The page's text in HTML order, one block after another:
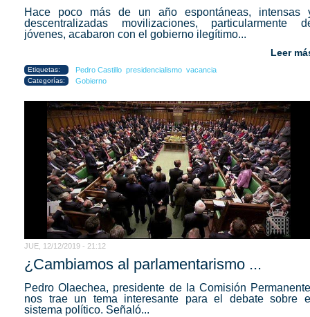
Hace poco más de un año espontáneas, intensas
descentralizadas movilizaciones, particularmente
jóvenes, acabaron con el gobierno ilegítimo...
Leer
Etiquetas: Pedro Castillo presidencialismo vacancia
Categorías: Gobierno
JUE, 12/12/2019 - 21:12
¿Cambiamos al parlamentarismo ...
Pedro Olaechea, presidente de la Comisión
nos trae un tema interesante para el debate sobre
sistema político. Señaló...